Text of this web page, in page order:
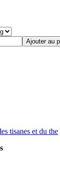
Ajouter au